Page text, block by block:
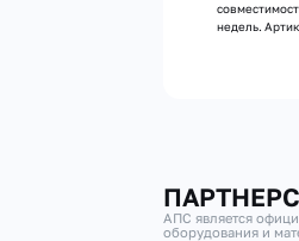
недель.
АПС является
оборудования и